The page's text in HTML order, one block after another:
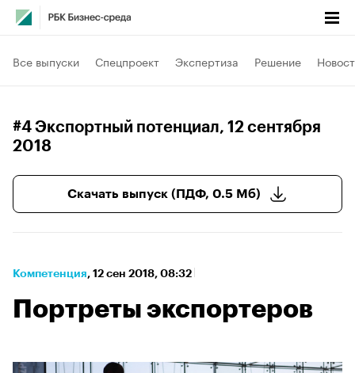
Все выпуски Спецпроект Экспертиза Решение
#4 Экспортный потенциал, 12 сентября
2018
Скачать выпуск (ПДФ, 0.5 Мб)
Компетенция⁠, 12 сен 2018, 08:32
Портреты экспортеров